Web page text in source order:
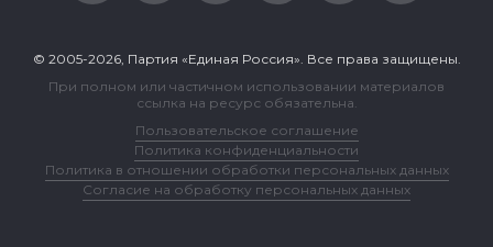
© 2005-2026, Партия «Единая Россия». Все права защищены.
При полном или частичном использовании материалов
ссылка на ресурс обязательна.
Пользовательское соглашение
Политика конфиденциальности
Политика в отношении обработки персональных данных
Согласие на обработку персональных данных